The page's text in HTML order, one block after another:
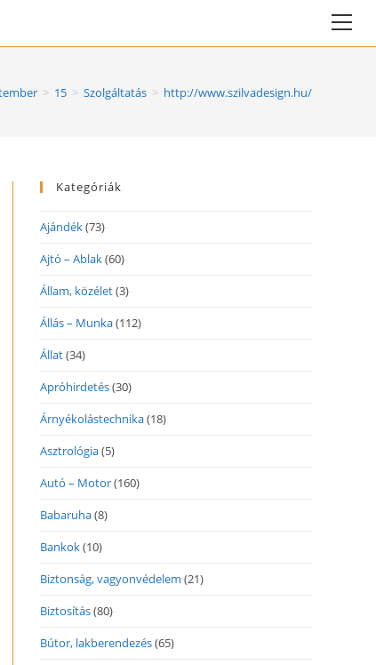
> 15 > Szolgáltatás > http://www.szilvadesign.hu/
Kategóriák
Ajándék(73)
Ajtó – Ablak(60)
Állam, közélet(3)
Állás – Munka(112)
Állat(34)
Apróhirdetés(30)
Árnyékolástechnika(18)
Asztrológia(5)
Autó – Motor(160)
Babaruha(8)
Bankok(10)
Biztonság, vagyonvédelem (21)
Biztosítás(80)
Bútor, lakberendezés(65)